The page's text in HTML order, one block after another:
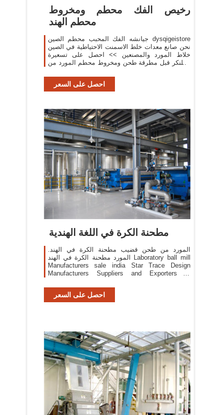
رخيص الفك محطم ومخروط
محطم الهند
جيانشه الفك المحبب محطم الصين dysqigeistore
نحن صانع معدات خلط الاسمنت الاحتياطية في الصين
خلاط المورد والمصنعين >> احصل على تسعيرة
الكلنكر قبل مطرقة طحن ومخروط محطم المورد من
احصل على السعر
مطحنة الكرة في اللغة الهندية
المورد من طحن قضيب مطحنة الكرة في الهند.
المورد مطحنة الكرة في الهند Laboratory ball mill
Manufacturers sale india Star Trace Design
Manufacturers Suppliers and Exporters of
احصل على السعر